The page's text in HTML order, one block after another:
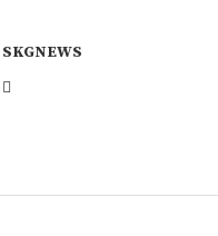
SKGNEWS